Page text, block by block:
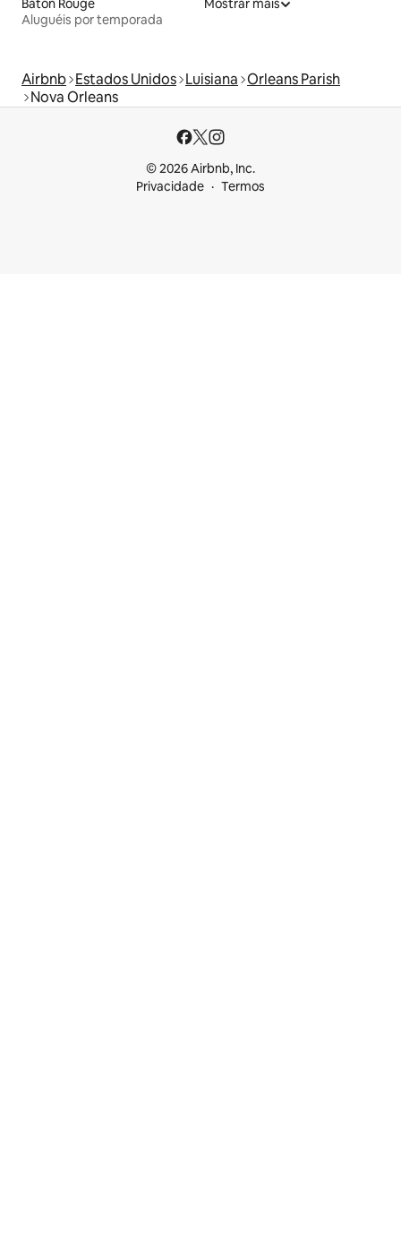
Baton Rouge
Aluguéis por temporada
Mostrar mais
Airbnb Estados Unidos Luisiana Orleans Parish
Nova Orleans
© 2026 Airbnb, Inc.
Privacidade
Termos